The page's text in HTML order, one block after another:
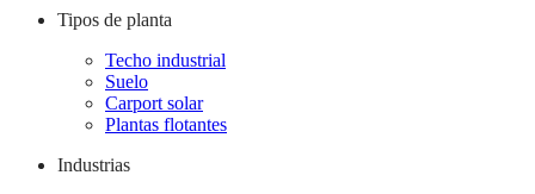
Tipos de planta
Techo industrial
Suelo
Carport solar
Plantas flotantes
Industrias